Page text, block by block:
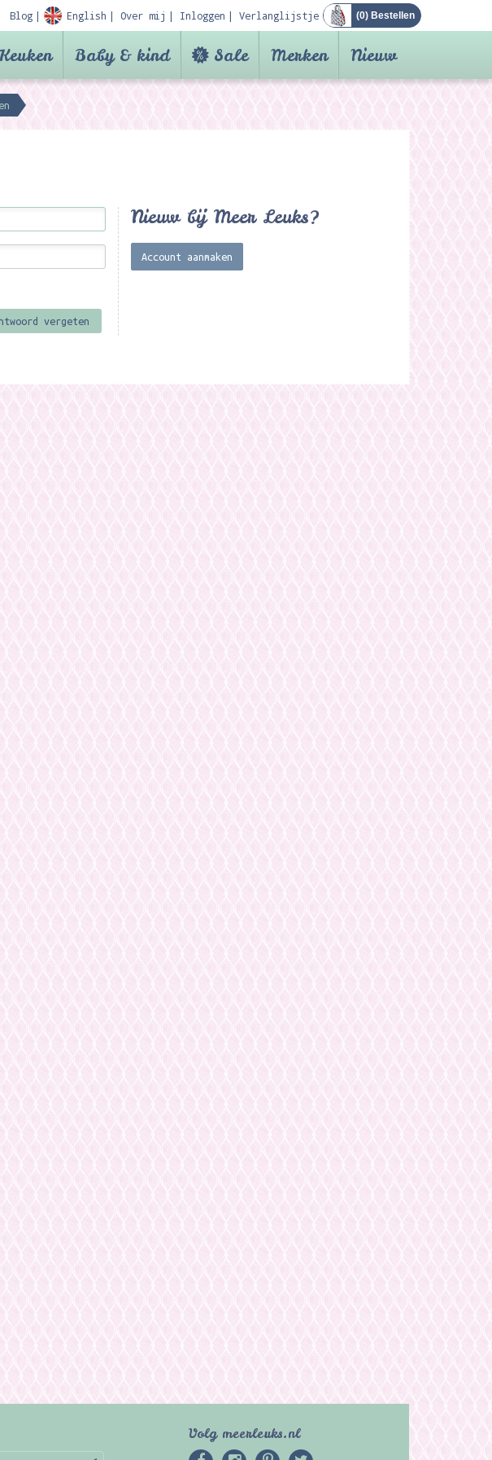
Blog English Over mij Inloggen Verlanglijstje (0) Bestellen
Baby & kind Sale Merken Nieuw
vergeten
Nieuw bij Meer Leuks?
Account aanmaken
Volg meerleuks.nl